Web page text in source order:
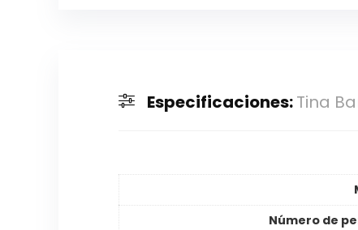
Especificaciones:Tina
Número de